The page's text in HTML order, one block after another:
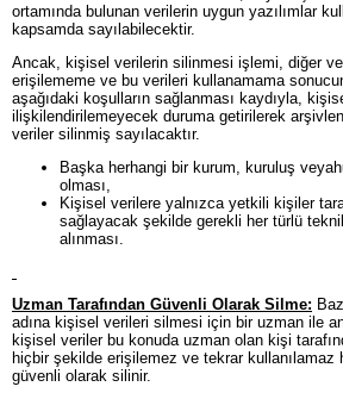
ortamında bulunan verilerin uygun yazılımlar
kapsamda sayılabilecektir.
Ancak, kişisel verilerin silinmesi işlemi, diğer
erişilememe ve bu verileri kullanamama
aşağıdaki koşulların sağlanması kaydıyla,
ilişkilendirilemeyecek duruma getirilerek
veriler silinmiş sayılacaktır.
Başka herhangi bir kurum, kuruluş
olması,
Kişisel verilere yalnızca yetkili kişiler
sağlayacak şekilde gerekli her türlü
alınması.
Uzman Tarafından Güvenli Olarak Silme:
adına kişisel verileri silmesi için bir uzman ile
kişisel veriler bu konuda uzman olan kişi
hiçbir şekilde erişilemez ve tekrar kullanılamaz
güvenli olarak silinir.